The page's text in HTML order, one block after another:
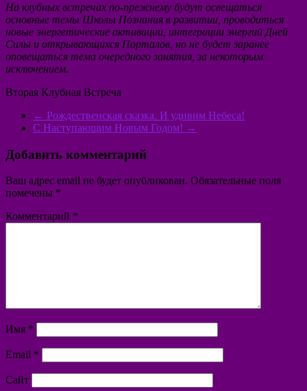
На клубных встречах по-прежнему будут освещаться
основные темы Школы Познания в развитии, проводиться
новые энергетические активации, интеграции энергий Дней
Силы и открывающихся Порталов, но не будет заранее
оповещаться тема очередного занятия, за некоторым
исключением.
Вторая Клубная Встреча
← Рождественская сказка. И удивим Небеса!
С Наступающим Новым Годом! →
Добавить комментарий
Ваш адрес email не будет опубликован. Обязательные поля
помечены *
Комментарий *
Имя *
Email *
Сайт